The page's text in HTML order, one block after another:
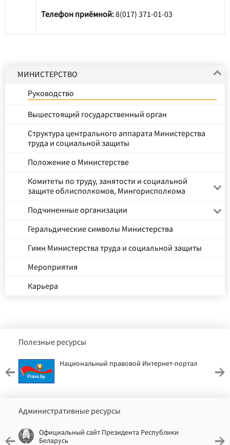
Телефон приёмной:8(017) 371-01-03
МИНИСТЕРСТВО
Руководство
Вышестоящий государственный орган
Структура центрального аппарата Министерства
труда и социальной защиты
Положение о Министерстве
Комитеты по труду, занятости и социальной
защите облисполкомов, Мингорисполкома
Подчиненные организации
Геральдические символы Министерства
Гимн Министерства труда и социальной защиты
Мероприятия
Карьера
Полезные ресурсы
Национальный правовой Интернет-портал
Административные ресурсы
Официальный сайт Президента Республики
Беларусь